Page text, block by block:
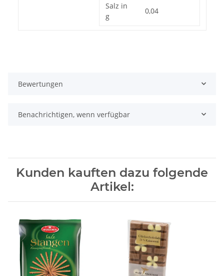
Salz in
g
0,04
Bewertungen
Benachrichtigen, wenn verfügbar
Kunden kauften dazu folgende
Artikel: